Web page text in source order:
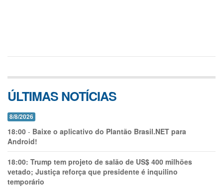
ÚLTIMAS NOTÍCIAS
8/8/2026
18:00 - Baixe o aplicativo do Plantão Brasil.NET para
Android!
18:00: Trump tem projeto de salão de US$ 400 milhões
vetado; Justiça reforça que presidente é inquilino
temporário